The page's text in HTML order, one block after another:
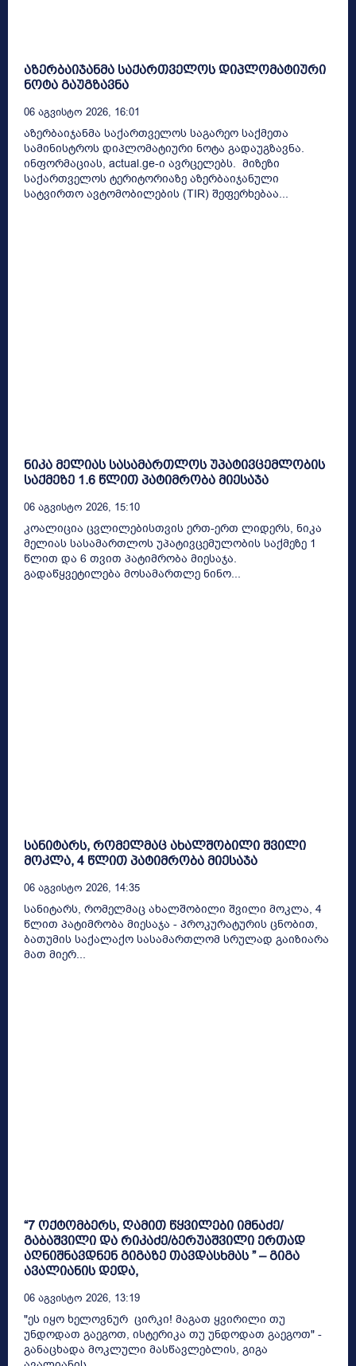
აზერბაიჯანმა საქართველოს დიპლომატიური
ნოტა გაუგზავნა
06 Აგვისტო 2026, 16:01
აზერბაიჯანმა საქართველოს საგარეო საქმეთა
სამინისტროს დიპლომატიური ნოტა გადაუგზავნა.
ინფორმაციას, actual.ge-ი ავრცელებს. მიზეზი
საქართველოს ტერიტორიაზე აზერბაიჯანული
სატვირთო ავტომობილების (TIR) შეფერხებაა...
ნიკა მელიას სასამართლოს უპატივცემლობის
საქმეზე 1.6 წლით პატიმრობა მიესაჯა
06 Აგვისტო 2026, 15:10
კოალიცია ცვლილებისთვის ერთ-ერთ ლიდერს, ნიკა
მელიას სასამართლოს უპატივცემულობის საქმეზე 1
წლით და 6 თვით პატიმრობა მიესაჯა.
გადაწყვეტილება მოსამართლე ნინო...
სანიტარს, რომელმაც ახალშობილი შვილი
მოკლა, 4 წლით პატიმრობა მიესაჯა
06 Აგვისტო 2026, 14:35
სანიტარს, რომელმაც ახალშობილი შვილი მოკლა, 4
წლით პატიმრობა მიესაჯა - პროკურატურის ცნობით,
ბათუმის საქალაქო სასამართლომ სრულად გაიზიარა
მათ მიერ...
“7 ოქტომბერს, ღამით წყვილები იმნაძე/
გაბაშვილი და რიკაძე/ბერუაშვილი ერთად
აღნიშნავდნენ გიგაზე თავდასხმას ” – გიგა
ავალიანის დედა,
06 Აგვისტო 2026, 13:19
"ეს იყო ხელოვნურ ცირკი! მაგათ ყვირილი თუ
უნდოდათ გაეგოთ, ისტერიკა თუ უნდოდათ გაეგოთ" -
განაცხადა მოკლული მასწავლებლის, გიგა